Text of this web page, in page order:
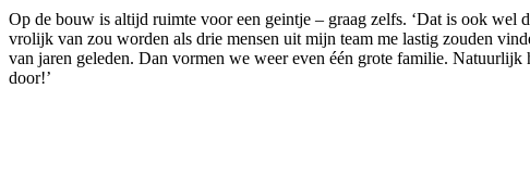
Op de bouw is altijd ruimte voor een geintje – graag zelfs. ‘Dat is ook wel
vrolijk van zou worden als drie mensen uit mijn team me lastig zouden
van jaren geleden. Dan vormen we weer even één grote familie.
door!’